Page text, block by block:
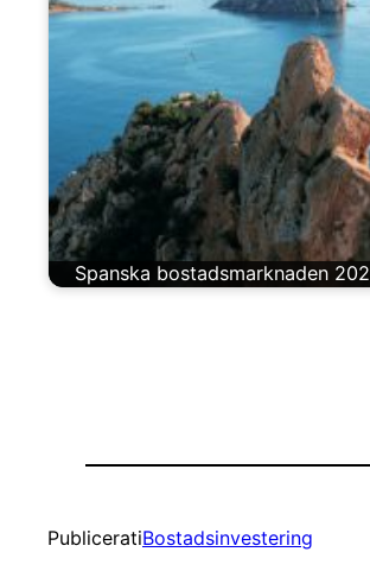
Spanska bostadsmarknaden
PubliceratiBostadsinvestering